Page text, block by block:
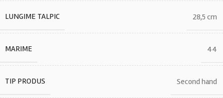
LUNGIME TALPIC 28,5 cm
MARIME 44
TIP PRODUS Second hand